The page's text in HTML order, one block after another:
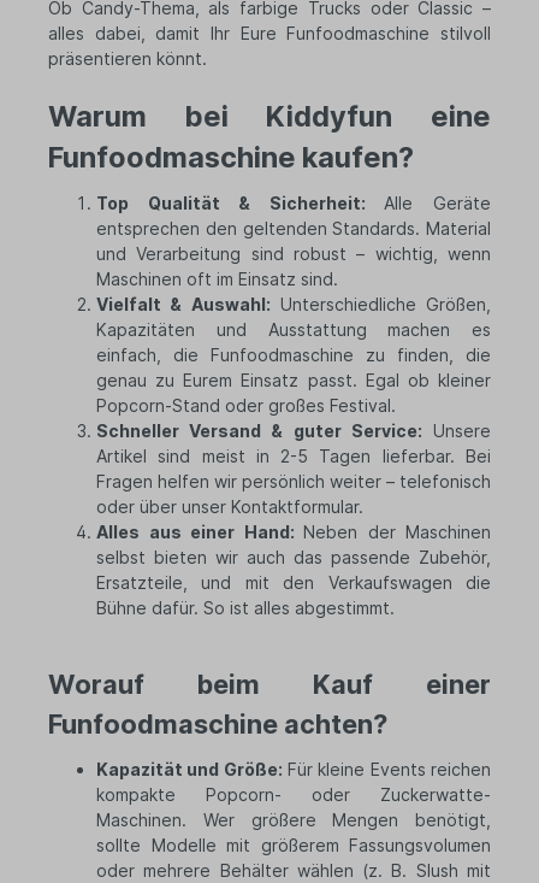
Ob Candy-Thema, als farbige Trucks oder Classic –
alles dabei, damit Ihr Eure Funfoodmaschine stilvoll
präsentieren könnt.
Warum bei Kiddyfun eine
Funfoodmaschine kaufen?
Top Qualität & Sicherheit: Alle Geräte
entsprechen den geltenden Standards. Material
und Verarbeitung sind robust – wichtig, wenn
Maschinen oft im Einsatz sind.
Vielfalt & Auswahl: Unterschiedliche Größen,
Kapazitäten und Ausstattung machen es
einfach, die Funfoodmaschine zu finden, die
genau zu Eurem Einsatz passt. Egal ob kleiner
Popcorn-Stand oder großes Festival.
Schneller Versand & guter Service: Unsere
Artikel sind meist in 2-5 Tagen lieferbar. Bei
Fragen helfen wir persönlich weiter – telefonisch
oder über unser Kontaktformular.
Alles aus einer Hand: Neben der Maschinen
selbst bieten wir auch das passende Zubehör,
Ersatzteile, und mit den Verkaufswagen die
Bühne dafür. So ist alles abgestimmt.
Worauf beim Kauf einer
Funfoodmaschine achten?
Kapazität und Größe: Für kleine Events reichen
kompakte Popcorn- oder Zuckerwatte-
Maschinen. Wer größere Mengen benötigt,
sollte Modelle mit größerem Fassungsvolumen
oder mehrere Behälter wählen (z. B. Slush mit